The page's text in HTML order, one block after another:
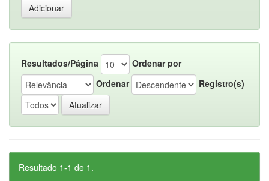
Resultados/Página
Ordenar por
Ordenar
Registro(s)
Resultado 1-1 de 1.